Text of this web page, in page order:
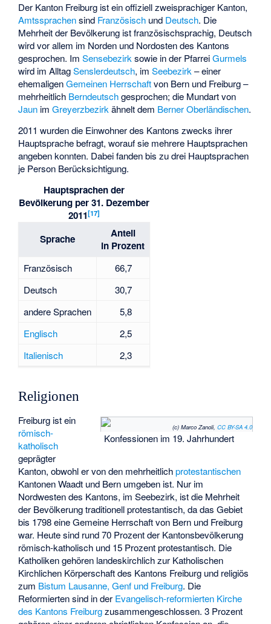
Der Kanton Freiburg ist ein offiziell zweisprachiger Kanton,
Amtssprachensind Französisch und Deutsch. Die
Mehrheit der Bevölkerung ist französischsprachig, Deutsch
wird vor allem im Norden und Nordosten des Kantons
gesprochen. ImSensebezirksowie in der PfarreiGurmels
wird im AlltagSenslerdeutsch, imSeebezirk– einer
ehemaligenGemeinen Herrschaftvon Bern und Freiburg –
mehrheitlich Berndeutschgesprochen; die Mundart von
Jaun imGreyerzbezirkähnelt dem Berner Oberländischen.
2011 wurden die Einwohner des Kantons zwecks ihrer
Hauptsprache befragt, worauf sie mehrere Hauptsprachen
angeben konnten. Dabei fanden bis zu drei Hauptsprachen
je Person Berücksichtigung.
Hauptsprachen der
Bevölkerung per 31. Dezember
2011[17]
Sprache
Anteil
in Prozent
Französisch
66,7
Deutsch
30,7
andere Sprachen
5,8
Englisch
2,5
Italienisch
2,3
Religionen
(c) Marco Zanoli, CC BY-SA 4.0
Konfessionen im 19. Jahrhundert
Freiburg ist ein
römisch-
katholisch
geprägter
Kanton, obwohl er von den mehrheitlichprotestantischen
Kantonen Waadt und Bern umgeben ist. Nur im
Nordwesten des Kantons, im Seebezirk, ist die Mehrheit
der Bevölkerung traditionell protestantisch, da das Gebiet
bis 1798 eine Gemeine Herrschaft von Bern und Freiburg
war. Heute sind rund 70 Prozent der Kantonsbevölkerung
römisch-katholisch und 15 Prozent protestantisch. Die
Katholiken gehören landeskirchlich zur Katholischen
Kirchlichen Körperschaft des Kantons Freiburg und religiös
zum Bistum Lausanne, Genf und Freiburg. Die
Reformierten sind in der Evangelisch-reformierten Kirche
des Kantons Freiburgzusammengeschlossen. 3 Prozent